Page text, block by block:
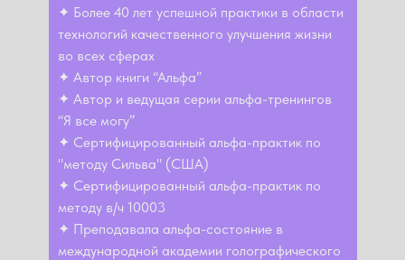
✦ Более 40 лет успешной практики в области
технологий качественного улучшения жизни
во всех сферах
✦ Автор книги “Альфа”
✦ Автор и ведущая серии альфа-тренингов
“Я все могу”
✦ Сертифицированный альфа-практик по
"методу Сильва" (США)
✦ Сертифицированный альфа-практик по
методу в/ч 10003
✦ Преподавала альфа-состояние в
международной академии голографического